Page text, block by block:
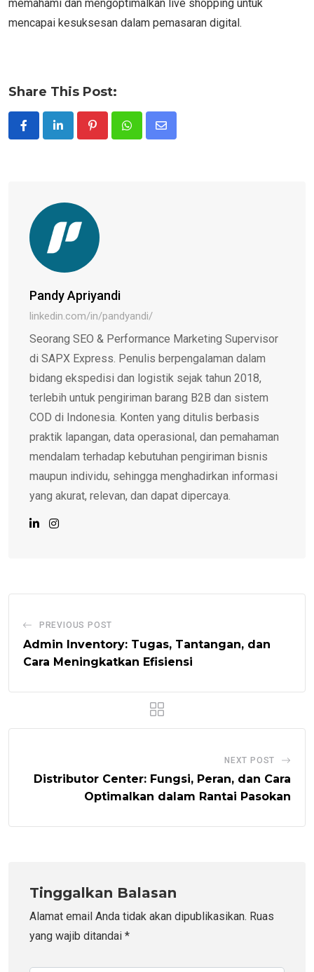
memahami dan mengoptimalkan live shopping untuk
mencapai kesuksesan dalam pemasaran digital.
Share This Post:
PinterestWhatsappShare
Pandy Apriyandi
linkedin.com/in/pandyandi/
Seorang SEO & Performance Marketing Supervisor
di SAPX Express. Penulis berpengalaman dalam
bidang ekspedisi dan logistik sejak tahun 2018,
terlebih untuk pengiriman barang B2B dan sistem
COD di Indonesia. Konten yang ditulis berbasis
praktik lapangan, data operasional, dan pemahaman
mendalam terhadap kebutuhan pengiriman bisnis
maupun individu, sehingga menghadirkan informasi
yang akurat, relevan, dan dapat dipercaya.
PREVIOUS POST
Admin Inventory: Tugas, Tantangan, dan
Cara Meningkatkan Efisiensi
NEXT POST
Distributor Center: Fungsi, Peran, dan Cara
Optimalkan dalam Rantai Pasokan
Tinggalkan Balasan
Alamat email Anda tidak akan dipublikasikan. Ruas
yang wajib ditandai *